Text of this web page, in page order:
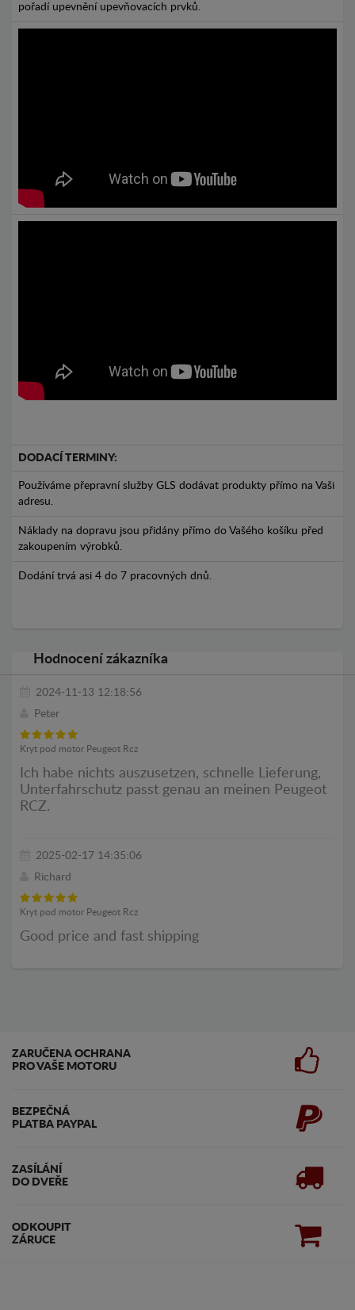
pořadí upevnění upevňovacích prvků.
DODACÍ TERMINY:
Používáme přepravní služby GLS dodávat produkty přímo na Vaši
adresu.
Náklady na dopravu jsou přidány přímo do Vašého košíku před
zakoupením výrobků.
Dodání trvá asi 4 do 7 pracovných dnů.
Hodnocení zákazníka
2024-11-13 12:18:56
Peter
Kryt pod motor Peugeot Rcz
Ich habe nichts auszusetzen, schnelle Lieferung,
Unterfahrschutz passt genau an meinen Peugeot
RCZ.
2025-02-17 14:35:06
Richard
Kryt pod motor Peugeot Rcz
Good price and fast shipping
ZARUČENA OCHRANA
PRO VAŠE MOTORU
BEZPEČNÁ
PLATBA PAYPAL
ZASÍLÁNÍ
DO DVEŘE
ODKOUPIT
ZÁRUCE